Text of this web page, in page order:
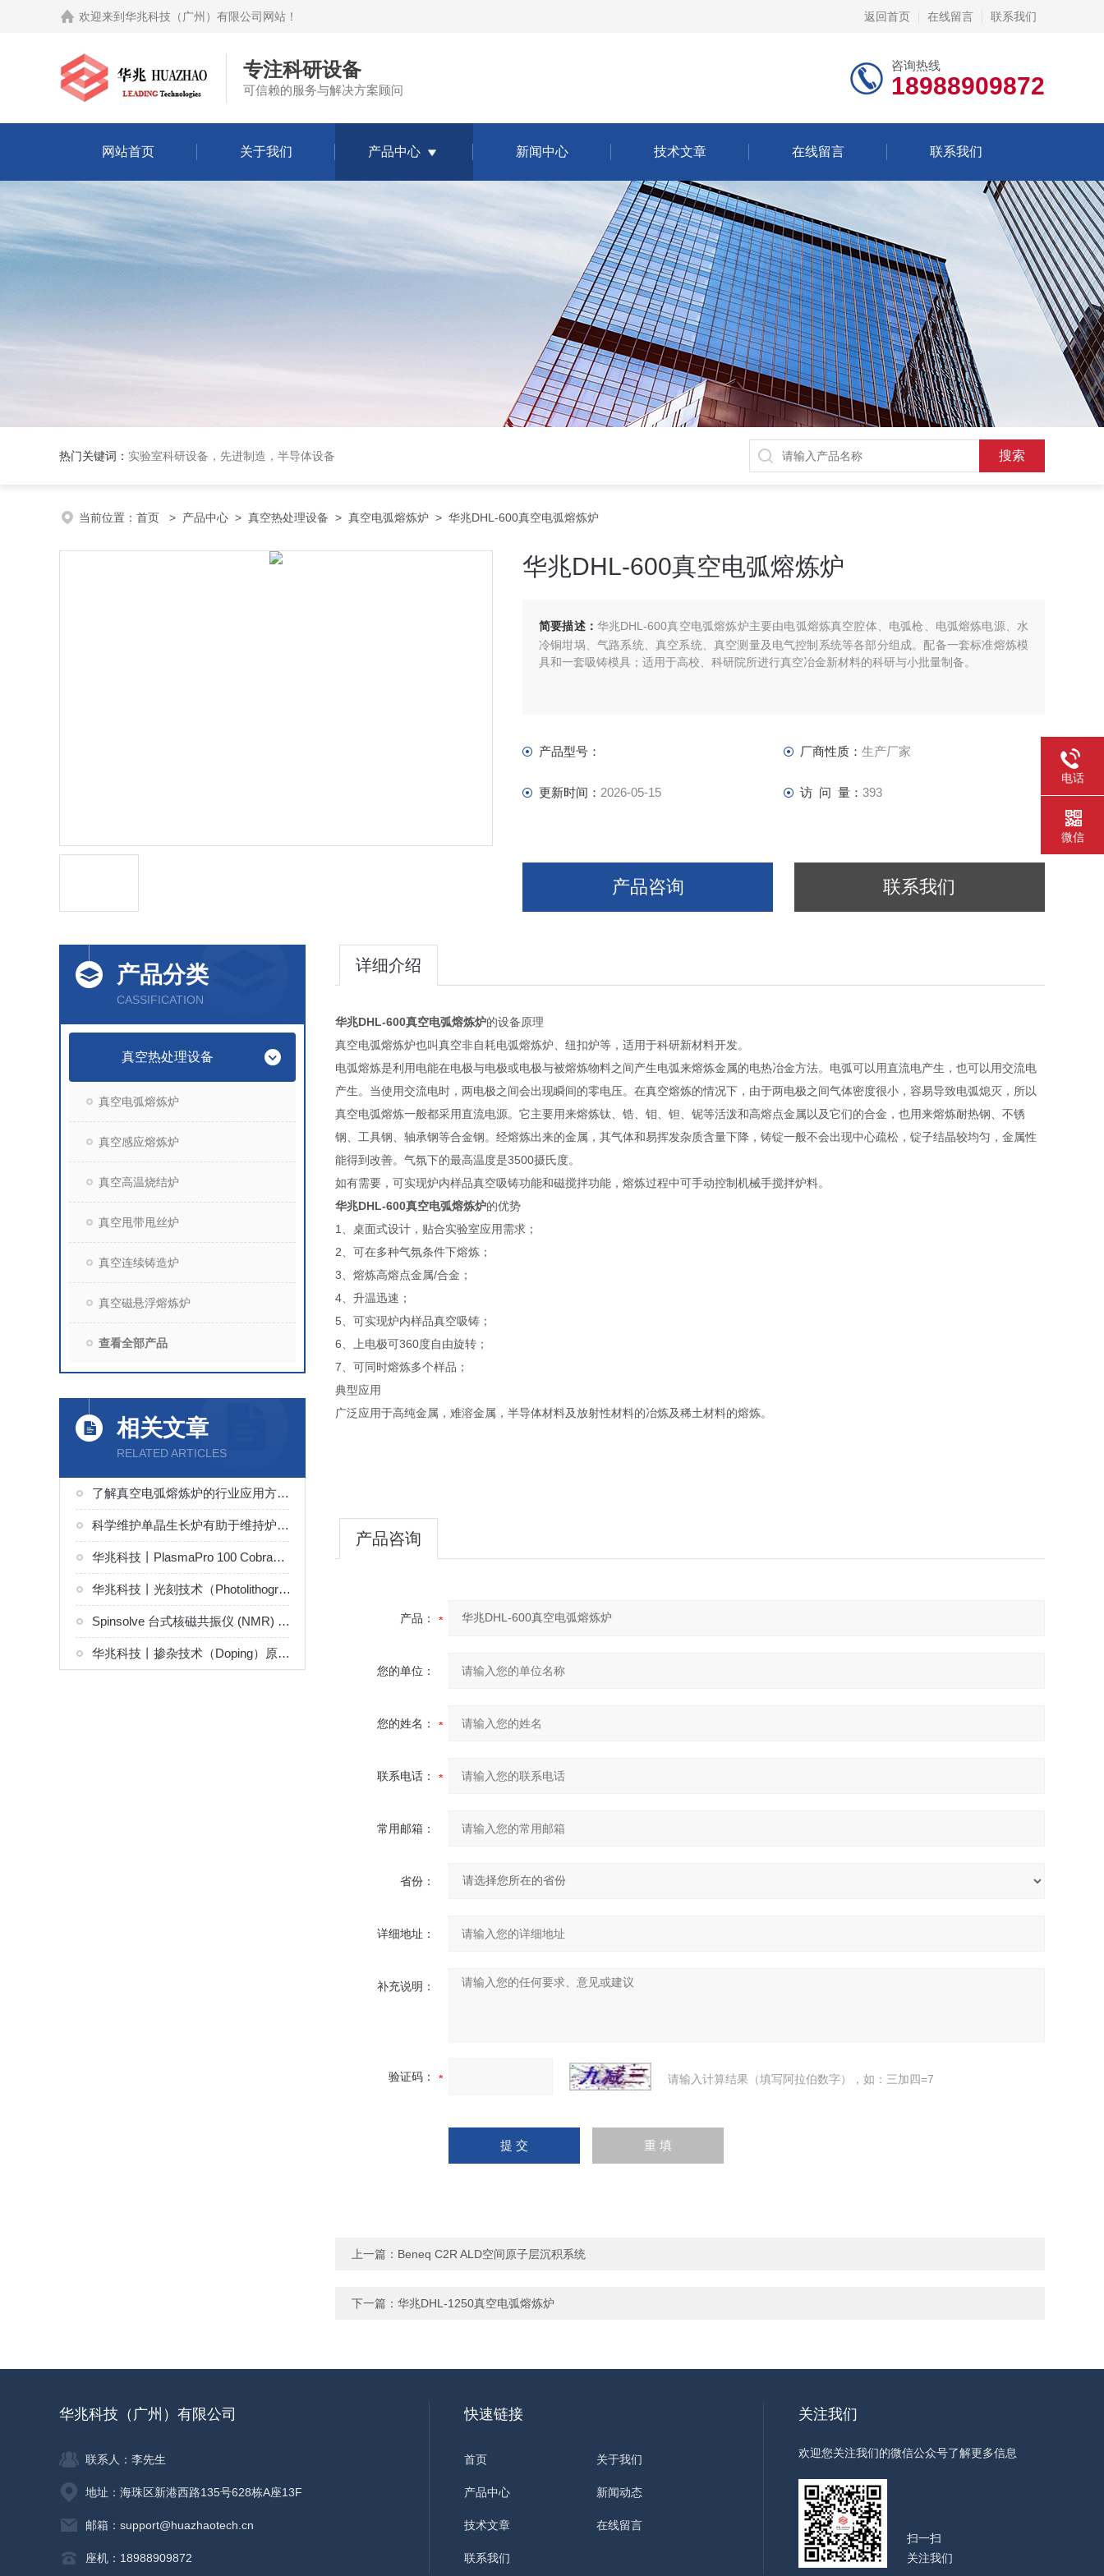
欢迎来到 华兆科技（广州）有限公司网站 ！ 返回首页 在线留言 联系我们
专注科研设备
可信赖的服务与解决方案顾问
咨询热线
18988909872
网站首页 关于我们 产品中心 新闻中心 技术文章 在线留言 联系我们
热门关键词： 实验室科研设备，先进制造，半导体设备
当前位置： 首页 > 产品中心 > 真空热处理设备 > 真空电弧熔炼炉 > 华兆DHL-600真空电弧熔炼炉
华兆DHL-600真空电弧熔炼炉
简要描述： 华兆DHL-600真空电弧熔炼炉主要由电弧熔炼真空腔体、电弧枪、电弧熔炼电源、水
冷铜坩埚、气路系统、真空系统、真空测量及电气控制系统等各部分组成。配备一套标准熔炼模
具和一套吸铸模具；适用于高校、科研院所进行真空冶金新材料的科研与小批量制备。
产品型号： 厂商性质： 生产厂家
更新时间： 2026-05-15 访 问 量： 393
产品咨询 联系我们
产品分类
CASSIFICATION
真空热处理设备
真空电弧熔炼炉
真空感应熔炼炉
真空高温烧结炉
真空甩带甩丝炉
真空连续铸造炉
真空磁悬浮熔炼炉
查看全部产品
相关文章
RELATED ARTICLES
了解真空电弧熔炼炉的行业应用方向有助于合理选择熔炼工艺
科学维护单晶生长炉有助于维持炉内热场与气氛的精确控制
华兆科技丨PlasmaPro 100 Cobra感应耦合等离子刻蚀（ICP）系统解决方案
华兆科技丨光刻技术（Photolithography）原理及设备
Spinsolve 台式核磁共振仪 (NMR) 在锂电池电解质组分分析中的应用
华兆科技丨掺杂技术（Doping）原理及设备
详细介绍
华兆DHL-600真空电弧熔炼炉的设备原理
真空电弧熔炼炉也叫真空非自耗电弧熔炼炉、纽扣炉等，适用于科研新材料开发。
电弧熔炼是利用电能在电极与电极或电极与被熔炼物料之间产生电弧来熔炼金属的电热冶金方法。电弧可以用直流电产生，也可以用交流电
产生。当使用交流电时，两电极之间会出现瞬间的零电压。在真空熔炼的情况下，由于两电极之间气体密度很小，容易导致电弧熄灭，所以
真空电弧熔炼一般都采用直流电源。它主要用来熔炼钛、锆、钼、钽、铌等活泼和高熔点金属以及它们的合金，也用来熔炼耐热钢、不锈
钢、工具钢、轴承钢等合金钢。经熔炼出来的金属，其气体和易挥发杂质含量下降，铸锭一般不会出现中心疏松，锭子结晶较均匀，金属性
能得到改善。气氛下的最高温度是3500摄氏度。
如有需要，可实现炉内样品真空吸铸功能和磁搅拌功能，熔炼过程中可手动控制机械手搅拌炉料。
华兆DHL-600真空电弧熔炼炉的优势
1、桌面式设计，贴合实验室应用需求；
2、可在多种气氛条件下熔炼；
3、熔炼高熔点金属/合金；
4、升温迅速；
5、可实现炉内样品真空吸铸；
6、上电极可360度自由旋转；
7、可同时熔炼多个样品；
典型应用
广泛应用于高纯金属，难溶金属，半导体材料及放射性材料的冶炼及稀土材料的熔炼。
产品咨询
产品：
您的单位：
您的姓名：
联系电话：
常用邮箱：
省份：
详细地址：
补充说明：
验证码： 请输入计算结果（填写阿拉伯数字），如：三加四=7
上一篇： Beneq C2R ALD空间原子层沉积系统
下一篇： 华兆DHL-1250真空电弧熔炼炉
华兆科技（广州）有限公司
联系人：李先生
地址：海珠区新港西路135号628栋A座13F
邮箱：support@huazhaotech.cn
座机：18988909872
快速链接
首页 关于我们
产品中心 新闻动态
技术文章 在线留言
联系我们
关注我们
欢迎您关注我们的微信公众号了解更多信息
扫一扫
关注我们
电话
微信